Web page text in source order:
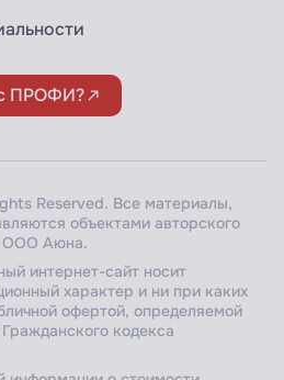
ПРОФИ?
Reserved. Все материалы,
объектами авторского
ООО Аюна.
интернет-сайт носит
характер и ни при каких
офертой, определяемой
кодекса